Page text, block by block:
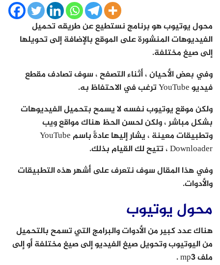
محول يوتيوب هو برنامج نستطيع عن طريقه تحميل
الفيديوهات المنشورة على الموقع بالإضافة إلى تحويلها
إلى صيغ مختلفة.
وفي بعض الأحيان ، أثناء التصفح ، سوف تصادف مقطع
فيديو YouTube ترغب في الاحتفاظ به.
ولكن موقع يوتيوب نفسه لا يسمح بتحميل الفيديوهات
بشكل مباشر ، ولكن لحسن الحظ هناك مواقع ويب
وتطبيقات معينة ، يشار إليها عادةً باسم YouTube
Downloader ، تتيح لك القيام بذلك.
وفي هذا المقال سوف نتعرف على أشهر هذه التطبيقات
والأدوات.
محول يوتيوب
هناك عدد كبير من الأدوات والبرامج التي تسمح بالتحميل
من اليوتيوب وتحويل صيغ الفيديو إلى صيغ مختلفة أو إلى
ملف mp3 .